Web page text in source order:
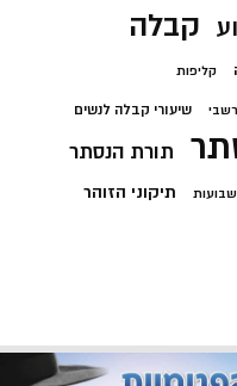
קבלה
קליפות
רשבי שיעורי קבלה לנשים
תורת הנסתר
שבועות תיקוני הזוהר